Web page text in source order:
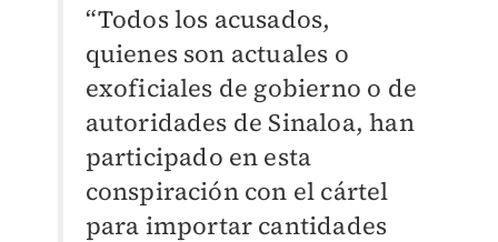
“Todos los acusados,
quienes son actuales o
exoficiales de gobierno o de
autoridades de Sinaloa, han
participado en esta
conspiración con el cártel
para importar cantidades